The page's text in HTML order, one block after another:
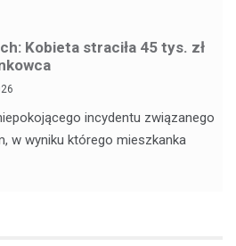
Kobieta straciła 45 tys. zł
incydentu związanego
w wyniku którego mieszkanka